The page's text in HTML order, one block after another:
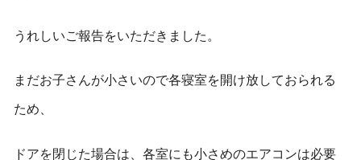
うれしいご報告をいただきました。
まだお子さんが小さいので各寝室を開け放しておられる
ため、
ドアを閉じた場合は、各室にも小さめのエアコンは必要